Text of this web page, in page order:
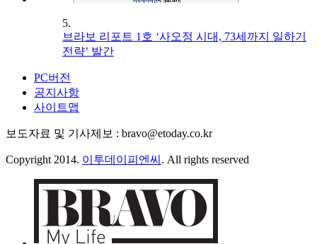
5.
브라보 리포트 1호 ‘사오정 시대, 73세까지 일하기
전략’ 발간
PC버전
공지사항
사이트맵
보도자료 및 기사제보 : bravo@etoday.co.kr
Copyright 2014. 이투데이피엔씨 . All rights reserved